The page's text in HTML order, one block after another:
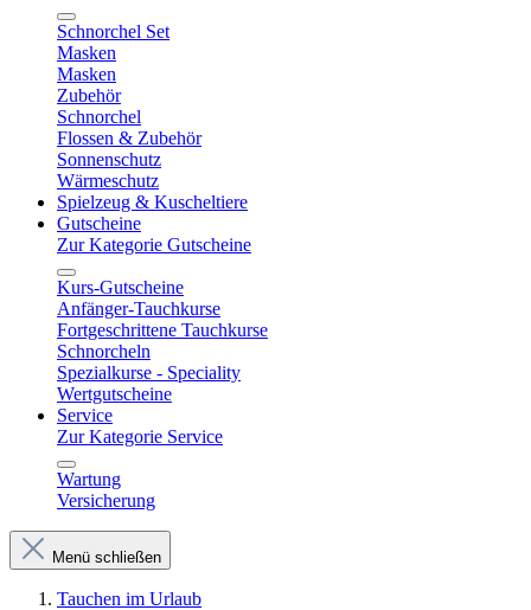
Schnorchel Set
Masken
Masken
Zubehör
Schnorchel
Flossen & Zubehör
Sonnenschutz
Wärmeschutz
Spielzeug & Kuscheltiere
Gutscheine
Zur Kategorie Gutscheine
Kurs-Gutscheine
Anfänger-Tauchkurse
Fortgeschrittene Tauchkurse
Schnorcheln
Spezialkurse - Speciality
Wertgutscheine
Service
Zur Kategorie Service
Wartung
Versicherung
Menü schließen
Tauchen im Urlaub